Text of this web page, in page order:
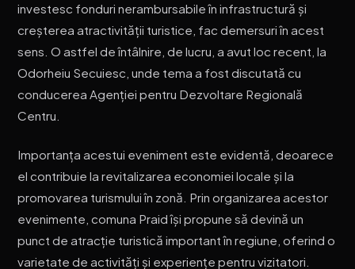
investesc fonduri nerambursabile în infrastructură și
creșterea atractivității turistice, fac demersuri în acest
sens. O astfel de întâlnire, de lucru, a avut loc recent, la
Odorheiu Secuiesc, unde tema a fost discutată cu
conducerea Agenției pentru Dezvoltare Regională
Centru.
Importanța acestui eveniment este evidentă, deoarece
el contribuie la revitalizarea economiei locale și la
promovarea turismului în zonă. Prin organizarea acestor
evenimente, comuna Praid își propune să devină un
punct de atracție turistică important în regiune, oferind o
varietate de activități și experiențe pentru vizitatori.